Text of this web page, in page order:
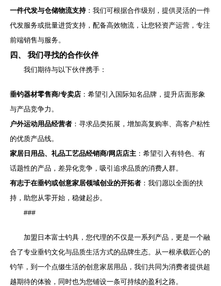
一件代发与仓储物流支持：我们可根据合作级别，提供灵活的一件
代发服务或批量进货支持，配备高效物流，让您轻资产运营，专注
前端销售与服务。
四、 我们寻找的合作伙伴
我们期待与以下伙伴携手：
垂钓器材零售商/专卖店 ：希望引入国际知名品牌，提升店面形象
与产品竞争力。
户外运动用品经营者 ：寻求品类拓展，增加高复购率、高客户粘性
的优质产品线。
家居日用品、礼品工艺品经销商/网店店主 ：希望引入有特色、有
话题性的产品，差异化竞争，吸引追求品质的消费人群。
有志于在垂钓或创意家居领域创业的开拓者 ：我们愿以全面的扶
持，助您从零开始，稳健起步。
###
加盟日本富士钓具，您代理的不仅是一系列产品，更是一个融
合了专业垂钓文化与品质生活方式的品牌生态。从一根承载匠心的
钓竿，到一个点缀生活的创意家居用品，我们共同为消费者提供超
越期待的体验，同时也为您铺设一条可持续的盈利之路。